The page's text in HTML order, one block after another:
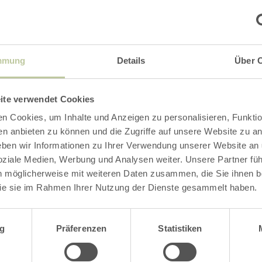
Details Über
verwendet Cookies
Cookies, um Inhalte und Anzeigen zu personalisieren,
anbieten zu können und die Zugriffe auf unsere Website zu
wir Informationen zu Ihrer Verwendung unserer Website an
Medien, Werbung und Analysen weiter. Unsere Partner
möglicherweise mit weiteren Daten zusammen, die Sie ihnen
sie im Rahmen Ihrer Nutzung der Dienste gesammelt haben.
Präferenzen Statistiken
Riedener Forest
Rieden
the Riedener Waldsee is
Riedener Kessel.
learn
more